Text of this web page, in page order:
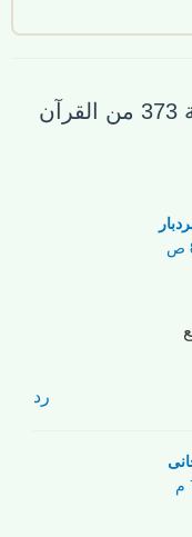
21 فكرة عن “الاستخارة صفحة 373 من القرآن
رد